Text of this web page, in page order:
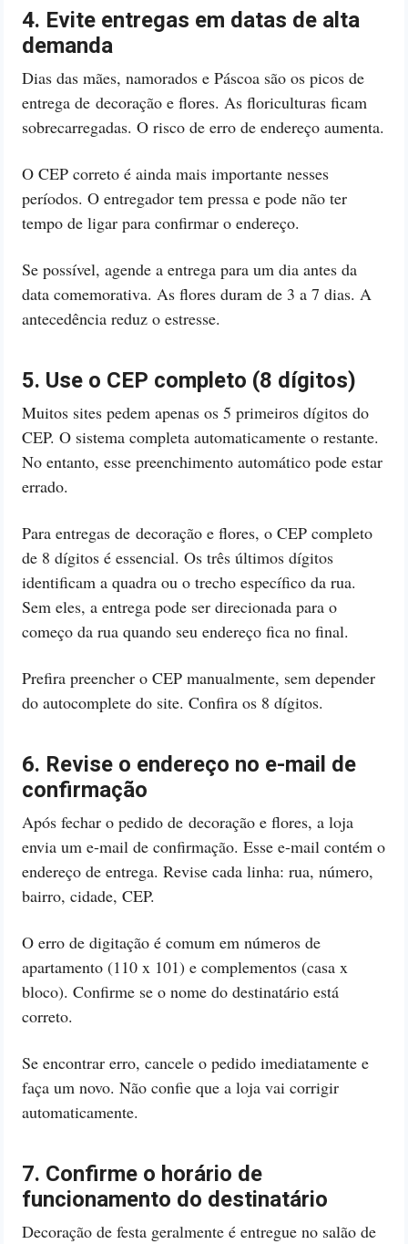
4. Evite entregas em datas de alta
demanda
Dias das mães, namorados e Páscoa são os picos de
entrega de decoração e flores. As floriculturas ficam
sobrecarregadas. O risco de erro de endereço aumenta.
O CEP correto é ainda mais importante nesses
períodos. O entregador tem pressa e pode não ter
tempo de ligar para confirmar o endereço.
Se possível, agende a entrega para um dia antes da
data comemorativa. As flores duram de 3 a 7 dias. A
antecedência reduz o estresse.
5. Use o CEP completo (8 dígitos)
Muitos sites pedem apenas os 5 primeiros dígitos do
CEP. O sistema completa automaticamente o restante.
No entanto, esse preenchimento automático pode estar
errado.
Para entregas de decoração e flores, o CEP completo
de 8 dígitos é essencial. Os três últimos dígitos
identificam a quadra ou o trecho específico da rua.
Sem eles, a entrega pode ser direcionada para o
começo da rua quando seu endereço fica no final.
Prefira preencher o CEP manualmente, sem depender
do autocomplete do site. Confira os 8 dígitos.
6. Revise o endereço no e-mail de
confirmação
Após fechar o pedido de decoração e flores, a loja
envia um e-mail de confirmação. Esse e-mail contém o
endereço de entrega. Revise cada linha: rua, número,
bairro, cidade, CEP.
O erro de digitação é comum em números de
apartamento (110 x 101) e complementos (casa x
bloco). Confirme se o nome do destinatário está
correto.
Se encontrar erro, cancele o pedido imediatamente e
faça um novo. Não confie que a loja vai corrigir
automaticamente.
7. Confirme o horário de
funcionamento do destinatário
Decoração de festa geralmente é entregue no salão de